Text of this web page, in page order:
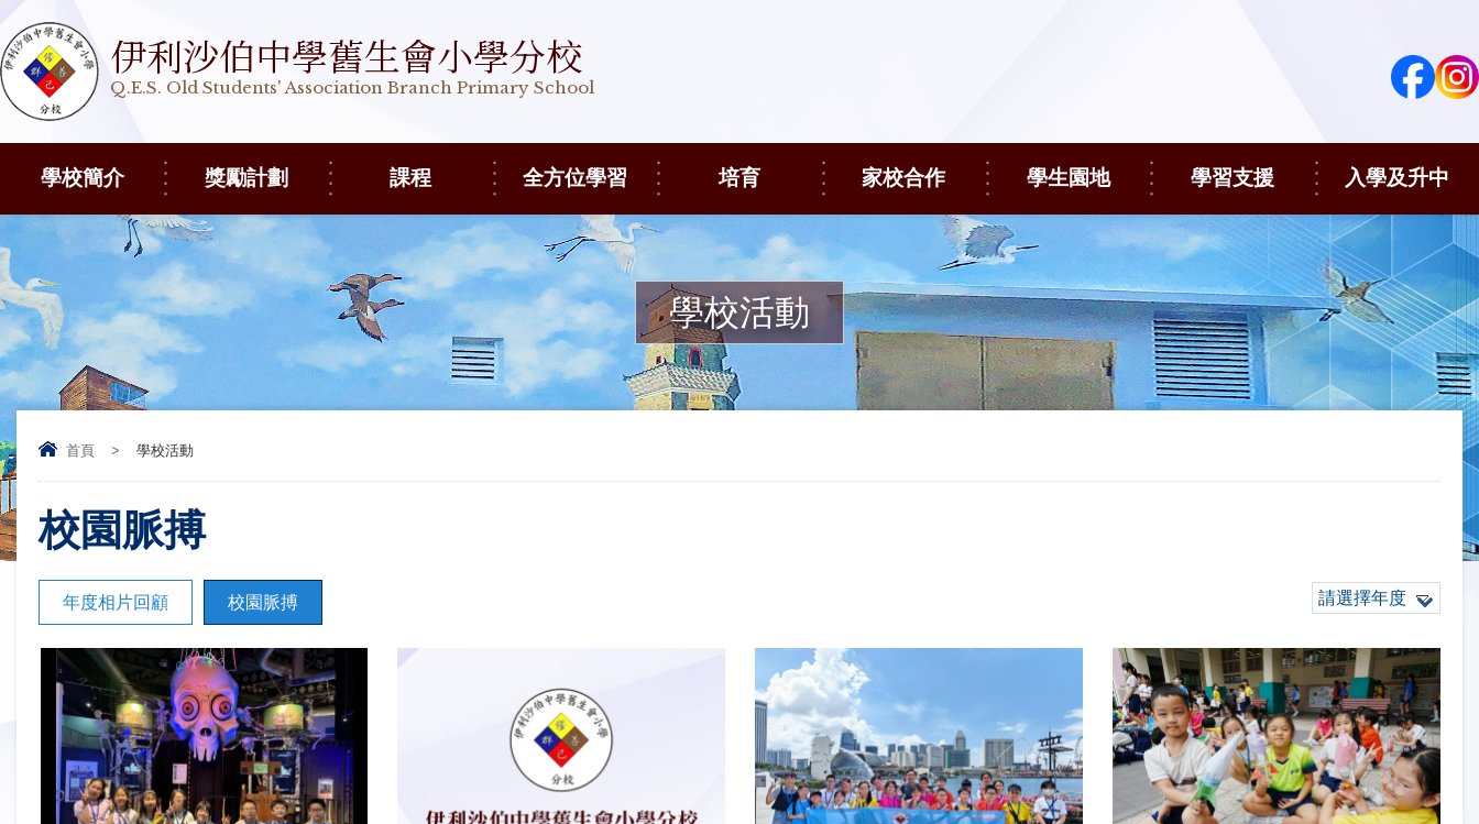
伊利沙伯中學舊生會小學分校
Q.E.S. Old Students' Association Branch Primary School
學校簡介 獎勵計劃 課程 全方位學習 培育 家校合作 學生園地 學習支援 入學及升中
學校活動
首頁 > 學校活動
校園脈搏
請選擇年度
年度相片回顧 校園脈搏